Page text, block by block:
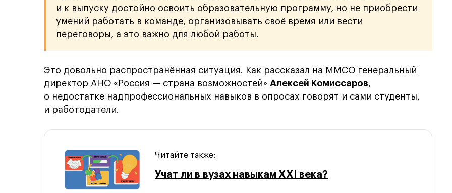
и к выпуску достойно освоить образовательную программу, но не приобрести
умений работать в команде, организовывать своё время или вести
переговоры, а это важно для любой работы.
Это довольно распространённая ситуация. Как рассказал на ММСО генеральный
директор АНО «Россия — страна возможностей» Алексей Комиссаров,
о недостатке надпрофессиональных навыков в опросах говорят и сами студенты,
и работодатели.
Читайте также:
Учат ли в вузах навыкам XXI века?